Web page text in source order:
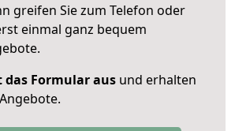
greifen Sie zum Telefon oder
einmal ganz bequem
das Formular aus und erhalten